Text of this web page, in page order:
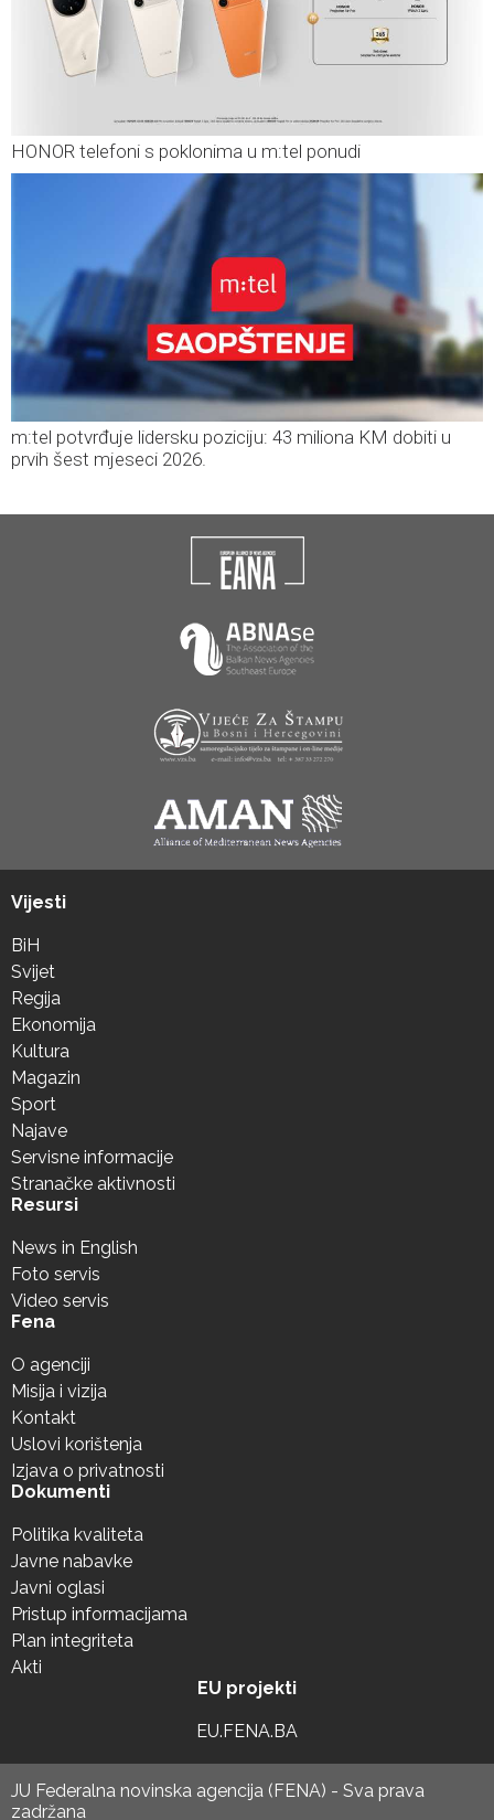
HONOR telefoni s poklonima u m:tel ponudi
m:tel potvrđuje lidersku poziciju: 43 miliona KM dobiti u
prvih šest mjeseci 2026.
Vijesti
BiH
Svijet
Regija
Ekonomija
Kultura
Magazin
Sport
Najave
Servisne informacije
Stranačke aktivnosti
Resursi
News in English
Foto servis
Video servis
Fena
O agenciji
Misija i vizija
Kontakt
Uslovi korištenja
Izjava o privatnosti
Dokumenti
Politika kvaliteta
Javne nabavke
Javni oglasi
Pristup informacijama
Plan integriteta
Akti
EU projekti
EU.FENA.BA
JU Federalna novinska agencija (FENA) - Sva prava
zadržana